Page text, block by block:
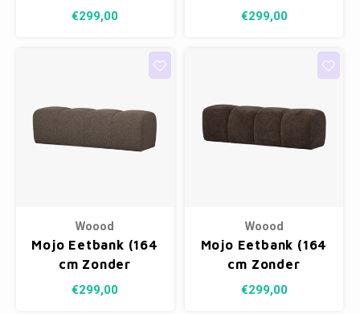
Rugleuning) -
€299,00
Rugleuning) -
€299,00
Woood
Mojo Eetbank (164
cm Zonder
Rugleuning) -
€299,00
Woood
Mojo Eetbank (164
cm Zonder
Rugleuning) -
€299,00